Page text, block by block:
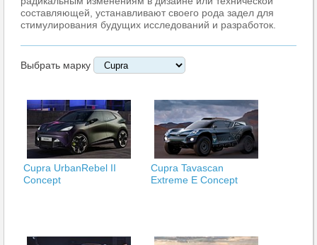
составляющей, устанавливают своего рода задел для
стимулирования будущих исследований и разработок.
Выбрать марку
Cupra UrbanRebel II
Concept
Cupra Tavascan
Extreme E Concept